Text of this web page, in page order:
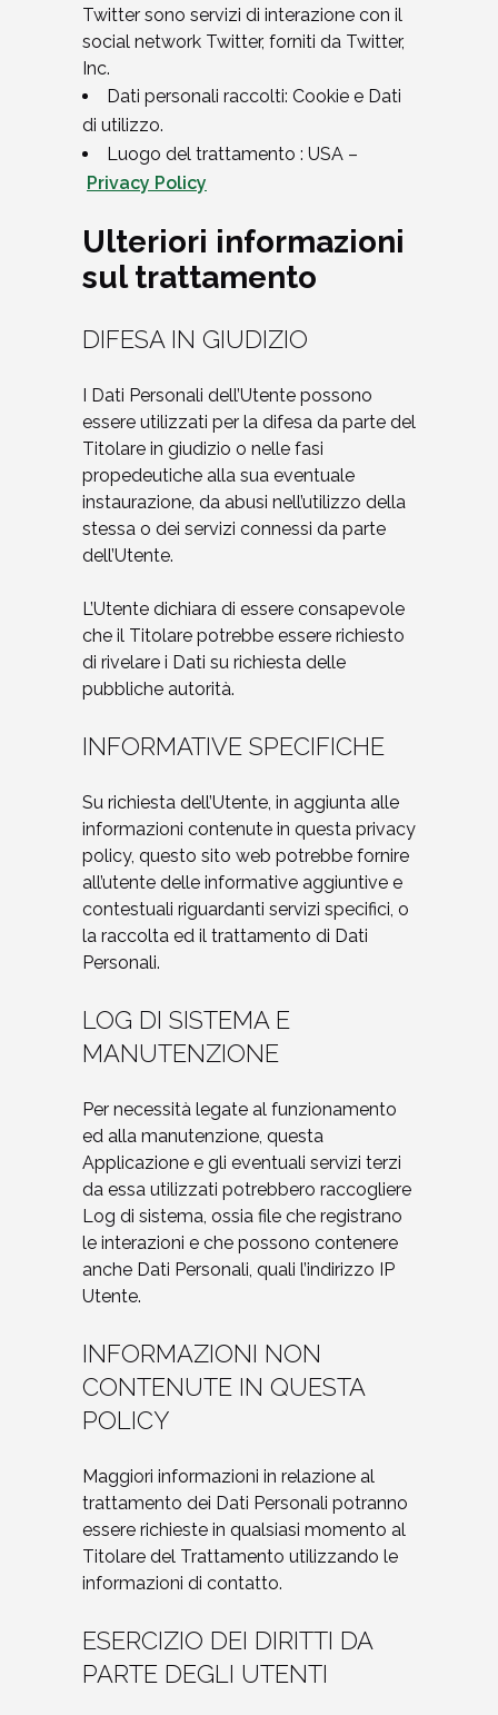
Twitter sono servizi di interazione con il
social network Twitter, forniti da Twitter,
Inc.
Dati personali raccolti: Cookie e Dati
di utilizzo.
Luogo del trattamento : USA –
Privacy Policy
Ulteriori informazioni
sul trattamento
DIFESA IN GIUDIZIO
I Dati Personali dell’Utente possono
essere utilizzati per la difesa da parte del
Titolare in giudizio o nelle fasi
propedeutiche alla sua eventuale
instaurazione, da abusi nell’utilizzo della
stessa o dei servizi connessi da parte
dell’Utente.
L’Utente dichiara di essere consapevole
che il Titolare potrebbe essere richiesto
di rivelare i Dati su richiesta delle
pubbliche autorità.
INFORMATIVE SPECIFICHE
Su richiesta dell’Utente, in aggiunta alle
informazioni contenute in questa privacy
policy, questo sito web potrebbe fornire
all’utente delle informative aggiuntive e
contestuali riguardanti servizi specifici, o
la raccolta ed il trattamento di Dati
Personali.
LOG DI SISTEMA E
MANUTENZIONE
Per necessità legate al funzionamento
ed alla manutenzione, questa
Applicazione e gli eventuali servizi terzi
da essa utilizzati potrebbero raccogliere
Log di sistema, ossia file che registrano
le interazioni e che possono contenere
anche Dati Personali, quali l’indirizzo IP
Utente.
INFORMAZIONI NON
CONTENUTE IN QUESTA
POLICY
Maggiori informazioni in relazione al
trattamento dei Dati Personali potranno
essere richieste in qualsiasi momento al
Titolare del Trattamento utilizzando le
informazioni di contatto.
ESERCIZIO DEI DIRITTI DA
PARTE DEGLI UTENTI